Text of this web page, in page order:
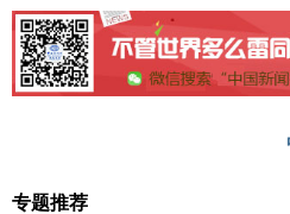
专题推荐